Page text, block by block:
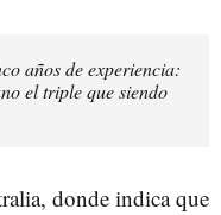
años de experiencia:
el triple que siendo
donde indica que